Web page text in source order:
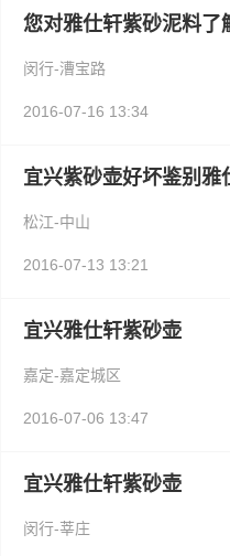
您对雅仕轩紫砂泥料了
闵行-漕宝路
2016-07-16 13:34
宜兴紫砂壶好坏鉴别雅
松江-中山
2016-07-13 13:21
宜兴雅仕轩紫砂壶
嘉定-嘉定城区
2016-07-06 13:47
宜兴雅仕轩紫砂壶
闵行-莘庄